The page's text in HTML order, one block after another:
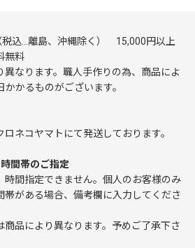
込…離島、沖縄除く） 15,000円以上
無料
異なります。職人手作りの為、商品によ
かかるものがございます。
ネコヤマトにて発送しております。
間帯のご指定
時間指定できません。個人のお客様のみ
る場合、備考欄に入力してくださ
品により異なります。予めご了承下さ